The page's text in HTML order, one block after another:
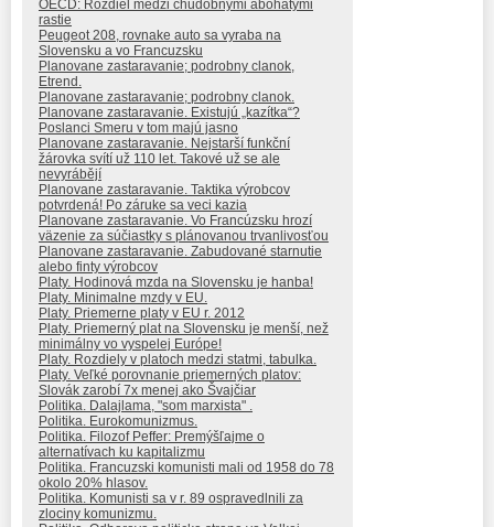
OECD: Rozdiel medzi chudobnými abohatými
rastie
Peugeot 208, rovnake auto sa vyraba na
Slovensku a vo Francuzsku
Planovane zastaravanie; podrobny clanok,
Etrend.
Planovane zastaravanie; podrobny clanok.
Planovane zastaravanie. Existujú „kazítka“?
Poslanci Smeru v tom majú jasno
Planovane zastaravanie. Nejstarší funkční
žárovka svítí už 110 let. Takové už se ale
nevyrábějí
Planovane zastaravanie. Taktika výrobcov
potvrdená! Po záruke sa veci kazia
Planovane zastaravanie. Vo Francúzsku hrozí
väzenie za súčiastky s plánovanou trvanlivosťou
Planovane zastaravanie. Zabudované starnutie
alebo finty výrobcov
Platy. Hodinová mzda na Slovensku je hanba!
Platy. Minimalne mzdy v EU.
Platy. Priemerne platy v EU r. 2012
Platy. Priemerný plat na Slovensku je menší, než
minimálny vo vyspelej Európe!
Platy. Rozdiely v platoch medzi statmi, tabulka.
Platy. Veľké porovnanie priemerných platov:
Slovák zarobí 7x menej ako Švajčiar
Politika. Dalajlama, "som marxista" .
Politika. Eurokomunizmus.
Politika. Filozof Peffer: Premýšľajme o
alternatívach ku kapitalizmu
Politika. Francuzski komunisti mali od 1958 do 78
okolo 20% hlasov.
Politika. Komunisti sa v r. 89 ospravedlnili za
zlociny komunizmu.